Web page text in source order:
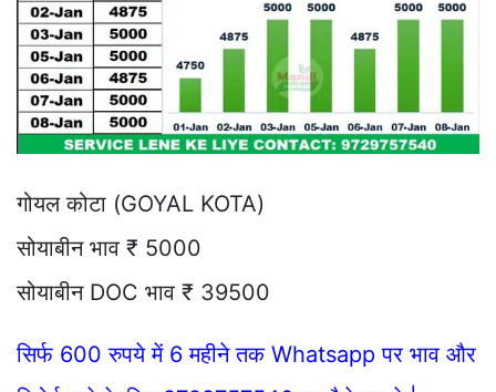
गोयल कोटा (GOYAL KOTA)
सोयाबीन भाव ₹ 5000
सोयाबीन DOC भाव ₹ 39500
सिर्फ 600 रुपये में 6 महीने तक Whatsapp पर भाव और